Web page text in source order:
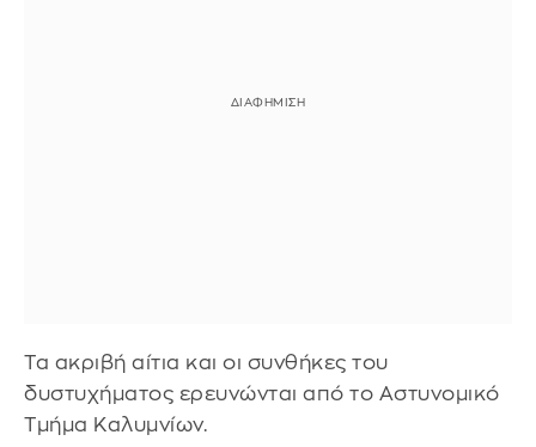
Τα ακριβή αίτια και οι συνθήκες του
δυστυχήματος ερευνώνται από το Αστυνομικό
Τμήμα Καλυμνίων.